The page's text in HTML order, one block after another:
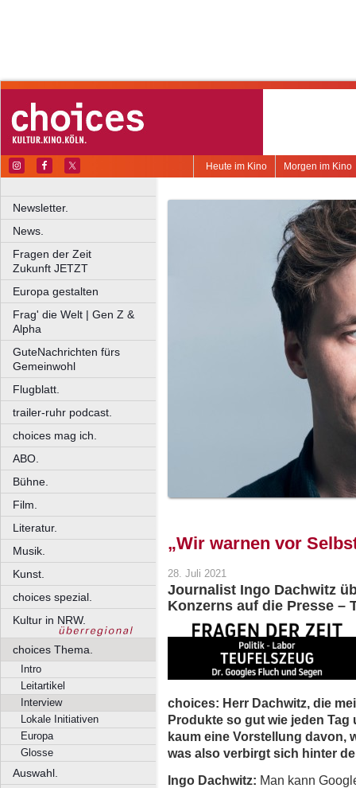
Morgen im Kino
Heute im Kino
Newsletter.
News.
Fragen der Zeit
Zukunft JETZT
Europa gestalten
Frag' die Welt | Gen Z &
Alpha
GuteNachrichten fürs
Gemeinwohl
Flugblatt.
trailer-ruhr podcast.
choices mag ich.
ABO.
Bühne.
Film.
Literatur.
Musik.
Kunst.
choices spezial.
Kultur in NRW.
choices Thema.
Intro
Leitartikel
Interview
Lokale Initiativen
Europa
Glosse
Auswahl.
„Wir warnen vor
28. Juli 2021
Journalist Ingo Dachwitz
Konzerns auf die Presse –
choices: Herr Dachwitz, die
Produkte so gut wie jeden
kaum eine Vorstellung davon,
was also verbirgt sich hinter
Ingo Dachwitz: Man kann